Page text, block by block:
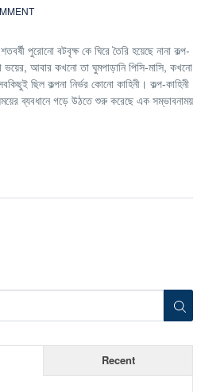
পুরোনো বটবৃক্ষ কে ঘিরে তৈরি হয়েছে নানা কল্প-
আবার কখনো তা ঘুমপাড়ানি পিসি-মাসি, কখনো
ছিল কল্পনা নির্ভর কোনো কাহিনী। কল্প-কাহিনী
ব্যবধানে গড়ে উঠতে শুরু করেছে এক সম্ভাবনাময়
Recent